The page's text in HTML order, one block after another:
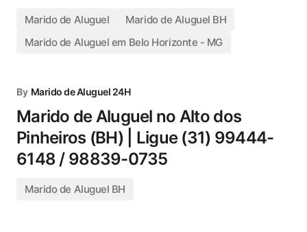
Marido de Aluguel
Marido de Aluguel BH
Marido de Aluguel em Belo Horizonte - MG
By Marido de Aluguel 24H
Marido de Aluguel no Alto dos
Pinheiros (BH) | Ligue (31) 99444-
6148 / 98839-0735
Marido de Aluguel BH